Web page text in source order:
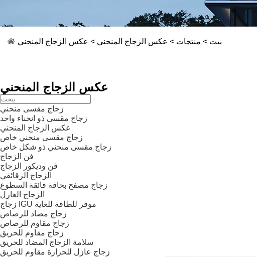
بيت > منتجات > عكس الزجاج المنحني > عكس الزجاج المنحني
عكس الزجاج المنحني
زجاج مقسى منحني
زجاج مقسى ذو انحناء واحد
عكس الزجاج المنحني
زجاج مقسى منحني خاص
زجاج مقسى منحني ذو شكل خاص
فن الزجاج
فن وديكور الزجاج
الزجاج الرقائقي
زجاج مصفح بحافة فائقة السطوع
الزجاج العازل
زجاج IGU موفر للطاقة للغاية
زجاج مضاد للرصاص
زجاج مقاوم للرصاص
زجاج مقاوم للحريق
سلامة الزجاج المضاد للحريق
زجاج عازل للحرارة مقاوم للحريق